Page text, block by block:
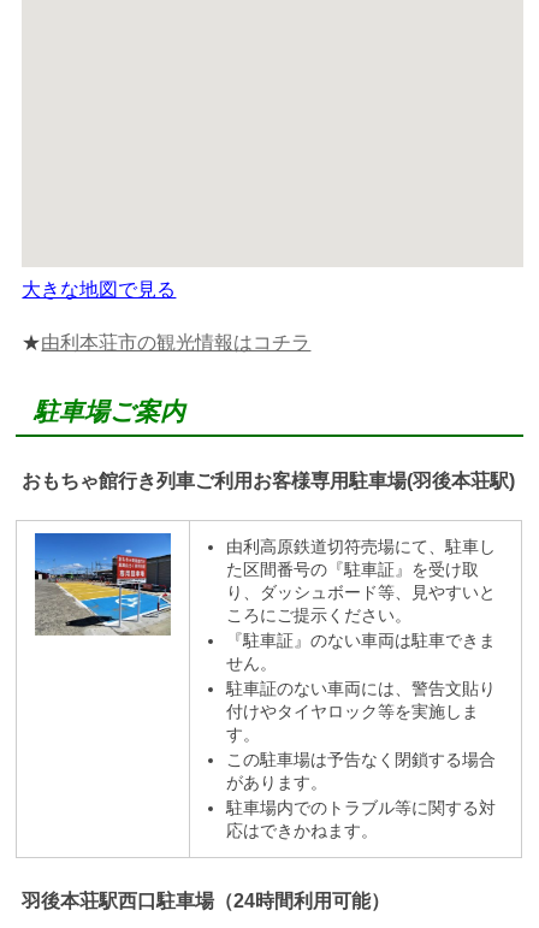
大きな地図で見る
★由利本荘市の観光情報はコチラ
駐車場ご案内
おもちゃ館行き列車ご利用お客様専用駐車場(羽後本荘駅)
由利高原鉄道切符売場にて、駐車し
た区間番号の『駐車証』を受け取
り、ダッシュボード等、見やすいと
ころにご提示ください。
『駐車証』のない車両は駐車できま
せん。
駐車証のない車両には、警告文貼り
付けやタイヤロック等を実施しま
す。
この駐車場は予告なく閉鎖する場合
があります。
駐車場内でのトラブル等に関する対
応はできかねます。
羽後本荘駅西口駐車場（24時間利用可能）